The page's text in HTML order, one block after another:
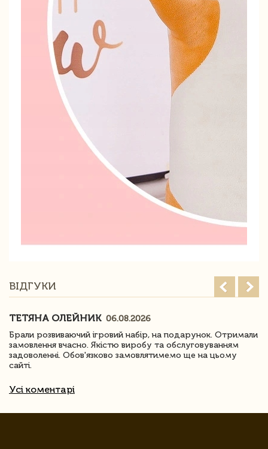
ВІДГУКИ
ТЕТЯНА ОЛЕЙНИК 06.08.2026
Брали розвиваючий ігровий набір, на подарунок. Отримали
замовлення вчасно. Якістю виробу та обслуговуванням
задоволенні. Обов'язково замовлятимемо ще на цьому
сайті.
Усі коментарі